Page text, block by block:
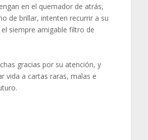
en el quemador de atrás,
de brillar, intenten recurrir a su
siempre amigable filtro de
gracias por su atención, y
vida a cartas raras, malas e